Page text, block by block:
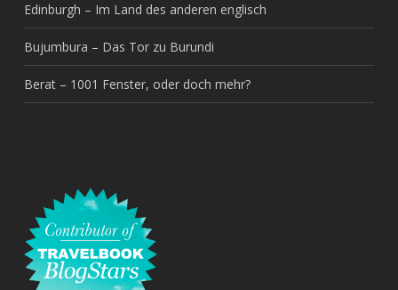
Edinburgh – Im Land des anderen englisch
Bujumbura – Das Tor zu Burundi
Berat – 1001 Fenster, oder doch mehr?